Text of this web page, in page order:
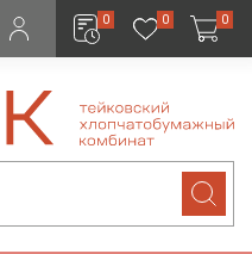
0 0 0